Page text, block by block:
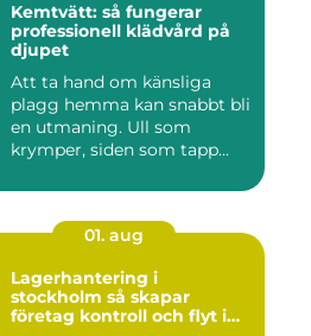
Kemtvätt: så fungerar
professionell klädvård på
djupet
Att ta hand om känsliga
plagg hemma kan snabbt bli
en utmaning. Ull som
krymper, siden som tapp...
01. aug
Lagerhantering i
stockholm så skapar
företag kontroll och flyt i